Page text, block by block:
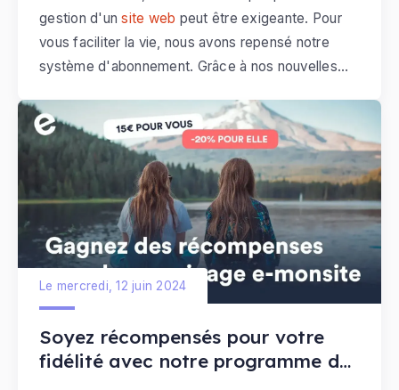
gestion d'unsite web peut être exigeante. Pour
vous faciliter la vie, nous avons repensé notre
système d'abonnement. Grâce à nos nouvelles
utilisateur optimisée et concentrez-vous sur
l'essentiel : développer votre activité en ligne.
Plus besoin de vous inquiéter des
renouvellements manuels. Avec cette mise à jour
de notre système d'abonnement, tout est conçu
pour vous offrir simplicité, flexibilité et tranquillité
d'esprit.
Soyez récompensés pour votre
fidélité avec notre programme de
Le mercredi, 12 juin 2024